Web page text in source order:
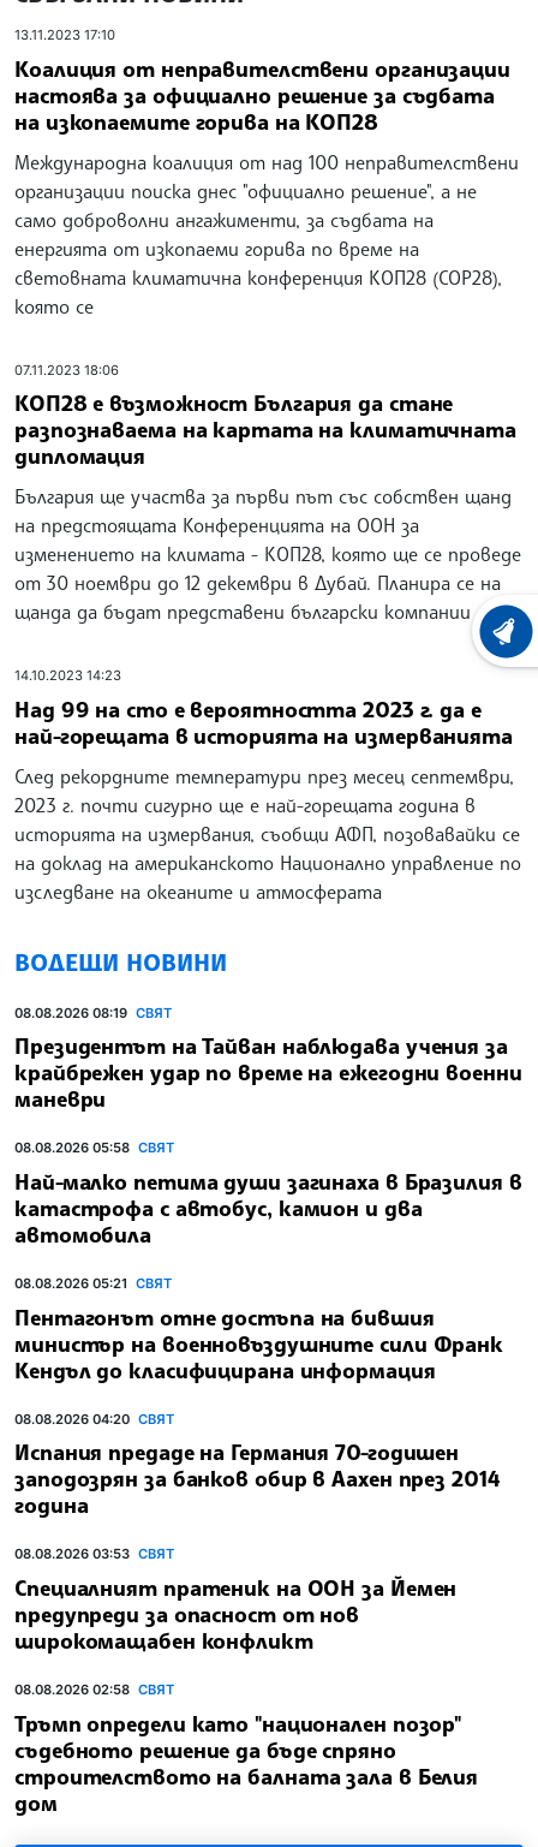
13.11.2023 17:10
Коалиция от неправителствени организации
настоява за официално решение за съдбата
на изкопаемите горива на КОП28
Международна коалиция от над 100 неправителствени
организации поиска днес "официално решение", а не
само доброволни ангажименти, за съдбата на
енергията от изкопаеми горива по време на
световната климатична конференция КОП28 (COP28),
която се
07.11.2023 18:06
КОП28 е възможност България да стане
разпознаваема на картата на климатичната
дипломация
България ще участва за първи път със собствен щанд
на предстоящата Конференцията на ООН за
изменението на климата - КОП28, която ще се проведе
от 30 ноември до 12 декември в Дубай. Планира се на
щанда да бъдат представени български компании от
14.10.2023 14:23
Над 99 на сто е вероятността 2023 г. да е
най-горещата в историята на измерванията
След рекордните температури през месец септември,
2023 г. почти сигурно ще е най-горещата година в
историята на измервания, съобщи АФП, позовавайки се
на доклад на американското Национално управление по
изследване на океаните и атмосферата
ВОДЕЩИ НОВИНИ
08.08.2026 08:19 СВЯТ
Президентът на Тайван наблюдава учения за
крайбрежен удар по време на ежегодни военни
маневри
08.08.2026 05:58 СВЯТ
Най-малко петима души загинаха в Бразилия в
катастрофа с автобус, камион и два
автомобила
08.08.2026 05:21 СВЯТ
Пентагонът отне достъпа на бившия
министър на военновъздушните сили Франк
Кендъл до класифицирана информация
08.08.2026 04:20 СВЯТ
Испания предаде на Германия 70-годишен
заподозрян за банков обир в Аахен през 2014
година
08.08.2026 03:53 СВЯТ
Специалният пратеник на ООН за Йемен
предупреди за опасност от нов
широкомащабен конфликт
08.08.2026 02:58 СВЯТ
Тръмп определи като "национален позор"
съдебното решение да бъде спряно
строителството на балната зала в Белия
дом